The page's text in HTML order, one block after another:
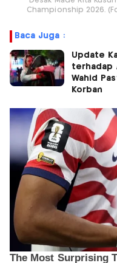
Championship 2026.
Baca Juga :
Update
terhadap
Wahid
Korban